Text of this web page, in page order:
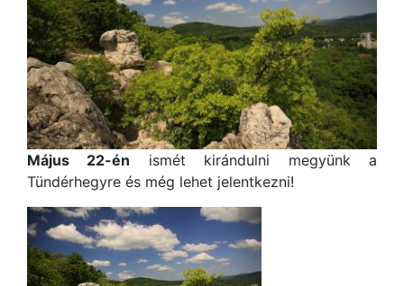
Május 22-én ismét kirándulni megyünk a
Tündérhegyre és még lehet jelentkezni!